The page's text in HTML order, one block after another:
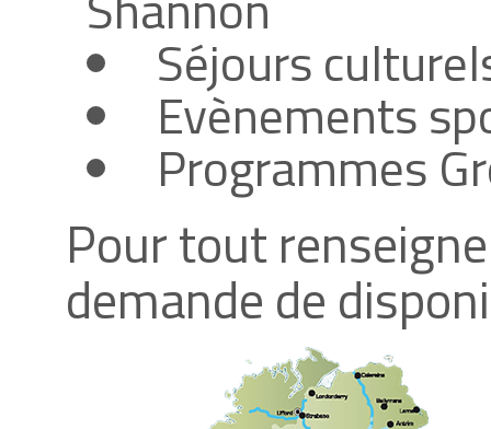
Séjours
Evènements
Programmes
Pour tout
demande de